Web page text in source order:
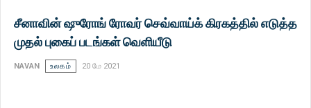
சீனாவின் ஷுரோங் ரோவர் செவ்வாய்க் கிரகத்தில் எடுத்த
முதல் புகைப் படங்கள் வெளியீடு
NAVAN உலகம் 20 மே 2021